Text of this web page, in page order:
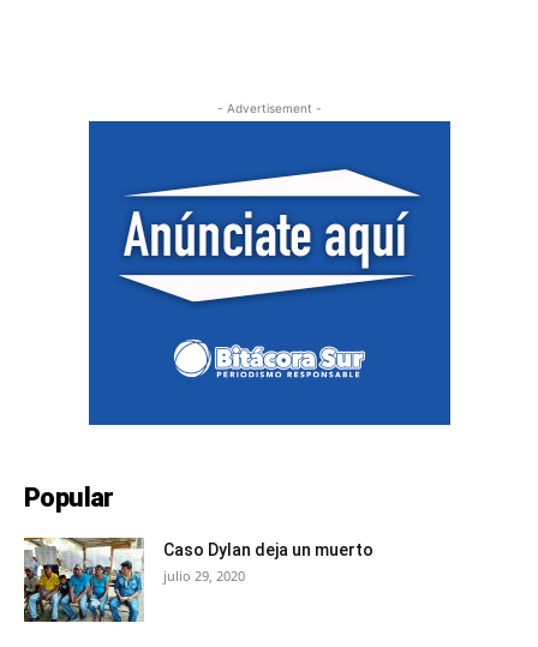
- Advertisement -
Popular
Caso Dylan deja un muerto
julio 29, 2020